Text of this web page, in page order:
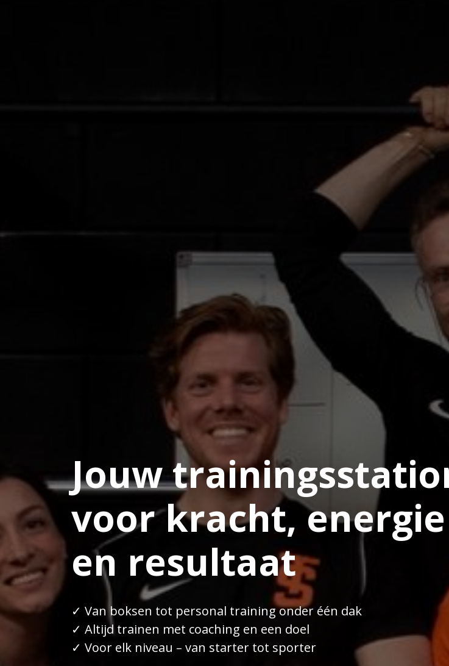
Jouw
voor kracht, energie
en resultaat
✓ Van boksen tot personal training onder één dak
✓ Altijd trainen met coaching en een doel
✓ Voor elk niveau – van starter tot sporter